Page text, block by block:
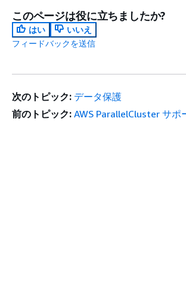
このページは役に立ちましたか?
はい
いいえ
フィードバックを送信
次のトピック: データ保護
前のトピック: AWS ParallelCluster サポ